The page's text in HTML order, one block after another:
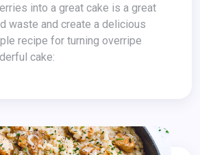
into a great cake is a great
waste and create a delicious
recipe for turning overripe
cake: